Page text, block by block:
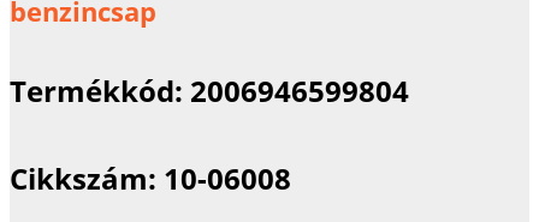
benzincsap
Termékkód: 2006946599804
Cikkszám: 10-06008